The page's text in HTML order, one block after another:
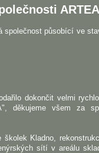
společnost působící ve
dokončit velmi
děkujeme všem za
školek Kladno,
sítí v areálu